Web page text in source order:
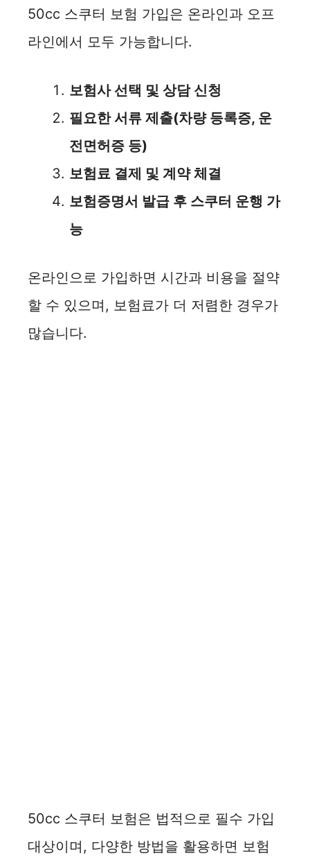
50cc 스쿠터 보험 가입은 온라인과 오프
라인에서 모두 가능합니다.
보험사 선택 및 상담 신청
필요한 서류 제출(차량 등록증, 운
전면허증 등)
보험료 결제 및 계약 체결
보험증명서 발급 후 스쿠터 운행 가
능
온라인으로 가입하면 시간과 비용을 절약
할 수 있으며, 보험료가 더 저렴한 경우가
많습니다.
50cc 스쿠터 보험은 법적으로 필수 가입
대상이며, 다양한 방법을 활용하면 보험